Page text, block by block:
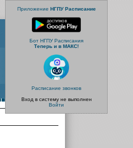
Приложение НГПУ Расписание
Бот НГПУ Расписания
Теперь и в МАКС!
Расписание звонков
Вход в систему не выполнен
Войти